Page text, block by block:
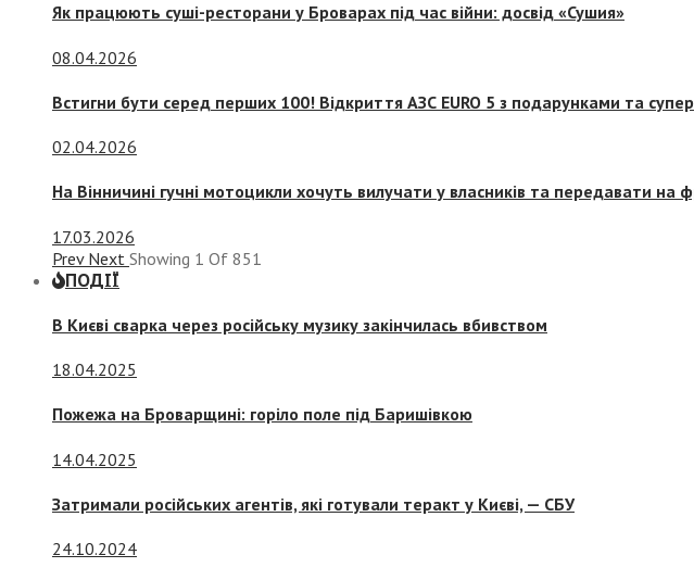
Як працюють суші-ресторани у Броварах під час війни: досвід «Сушия»
08.04.2026
Встигни бути серед перших 100! Відкриття АЗС EURO 5 з подарунками та
02.04.2026
На Вінничині гучні мотоцикли хочуть вилучати у власників та передавати на
17.03.2026
Prev Next Showing 1 Of 851
ПОДІЇ
В Києві сварка через російську музику закінчилась вбивством
18.04.2025
Пожежа на Броварщині: горіло поле під Баришівкою
14.04.2025
Затримали російських агентів, які готували теракт у Києві, — СБУ
24.10.2024